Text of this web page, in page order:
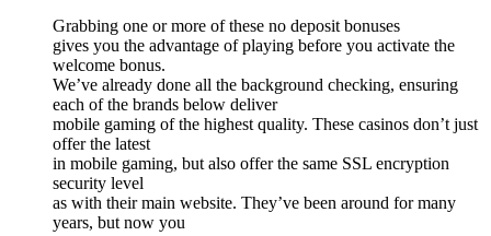
Grabbing one or more of these no deposit bonuses
gives you the advantage of playing before you activate the
welcome bonus.
We’ve already done all the background checking, ensuring
each of the brands below deliver
mobile gaming of the highest quality. These casinos don’t just
offer the latest
in mobile gaming, but also offer the same SSL encryption
security level
as with their main website. They’ve been around for many
years, but now you